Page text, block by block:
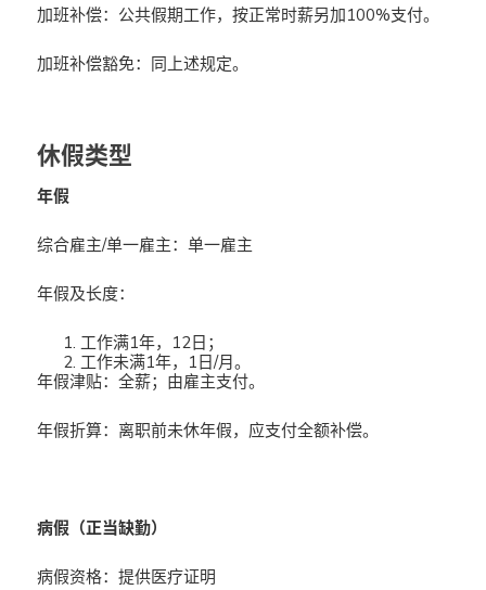
加班补偿：公共假期工作，按正常时薪另加100%支付。
加班补偿豁免：同上述规定。
休假类型
年假
综合雇主/单一雇主：单一雇主
年假及长度：
工作满1年，12日；
工作未满1年，1日/月。
年假津贴：全薪；由雇主支付。
年假折算：离职前未休年假，应支付全额补偿。
病假（正当缺勤）
病假资格：提供医疗证明